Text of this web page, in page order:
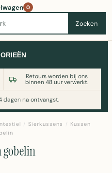
Zoeken
0
Retours worden bij ons
binnen 48 uur verwerkt.
dagen na ontvangst.
Vergelijk alle prijzen op
/ Sierkussens / Kussen
gobelin